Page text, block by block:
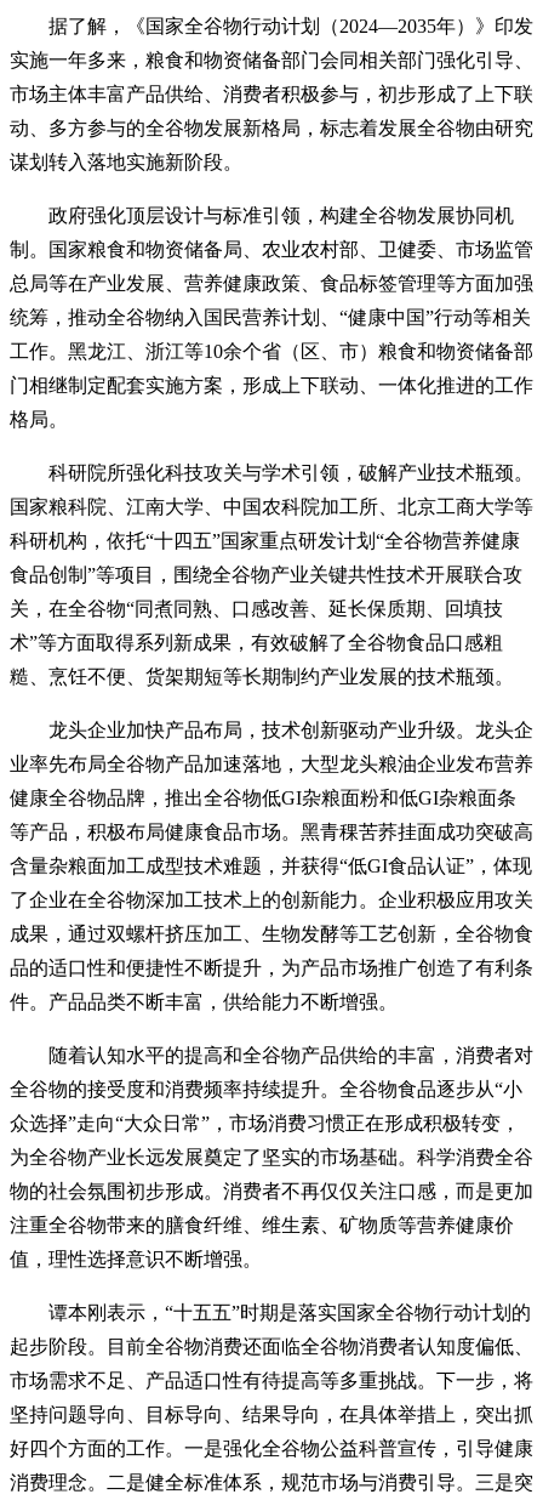
据了解，《国家全谷物行动计划（2024—2035年）》印发
实施一年多来，粮食和物资储备部门会同相关部门强化引导、
市场主体丰富产品供给、消费者积极参与，初步形成了上下联
动、多方参与的全谷物发展新格局，标志着发展全谷物由研究
谋划转入落地实施新阶段。
政府强化顶层设计与标准引领，构建全谷物发展协同机
制。国家粮食和物资储备局、农业农村部、卫健委、市场监管
总局等在产业发展、营养健康政策、食品标签管理等方面加强
统筹，推动全谷物纳入国民营养计划、“健康中国”行动等相关
工作。黑龙江、浙江等10余个省（区、市）粮食和物资储备部
门相继制定配套实施方案，形成上下联动、一体化推进的工作
格局。
科研院所强化科技攻关与学术引领，破解产业技术瓶颈。
国家粮科院、江南大学、中国农科院加工所、北京工商大学等
科研机构，依托“十四五”国家重点研发计划“全谷物营养健康
食品创制”等项目，围绕全谷物产业关键共性技术开展联合攻
关，在全谷物“同煮同熟、口感改善、延长保质期、回填技
术”等方面取得系列新成果，有效破解了全谷物食品口感粗
糙、烹饪不便、货架期短等长期制约产业发展的技术瓶颈。
龙头企业加快产品布局，技术创新驱动产业升级。龙头企
业率先布局全谷物产品加速落地，大型龙头粮油企业发布营养
健康全谷物品牌，推出全谷物低GI杂粮面粉和低GI杂粮面条
等产品，积极布局健康食品市场。黑青稞苦荞挂面成功突破高
含量杂粮面加工成型技术难题，并获得“低GI食品认证”，体现
了企业在全谷物深加工技术上的创新能力。企业积极应用攻关
成果，通过双螺杆挤压加工、生物发酵等工艺创新，全谷物食
品的适口性和便捷性不断提升，为产品市场推广创造了有利条
件。产品品类不断丰富，供给能力不断增强。
随着认知水平的提高和全谷物产品供给的丰富，消费者对
全谷物的接受度和消费频率持续提升。全谷物食品逐步从“小
众选择”走向“大众日常”，市场消费习惯正在形成积极转变，
为全谷物产业长远发展奠定了坚实的市场基础。科学消费全谷
物的社会氛围初步形成。消费者不再仅仅关注口感，而是更加
注重全谷物带来的膳食纤维、维生素、矿物质等营养健康价
值，理性选择意识不断增强。
谭本刚表示，“十五五”时期是落实国家全谷物行动计划的
起步阶段。目前全谷物消费还面临全谷物消费者认知度偏低、
市场需求不足、产品适口性有待提高等多重挑战。下一步，将
坚持问题导向、目标导向、结果导向，在具体举措上，突出抓
好四个方面的工作。一是强化全谷物公益科普宣传，引导健康
消费理念。二是健全标准体系，规范市场与消费引导。三是突